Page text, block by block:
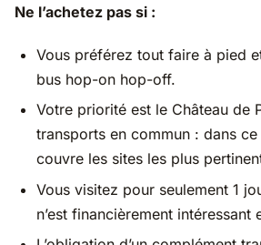
Ne l’achetez pas si :
Vous préférez tout faire à pied
bus hop-on hop-off.
Votre priorité est le Château de
transports en commun : dans
couvre les sites les plus
Vous visitez pour seulement 1
n’est financièrement intéressant